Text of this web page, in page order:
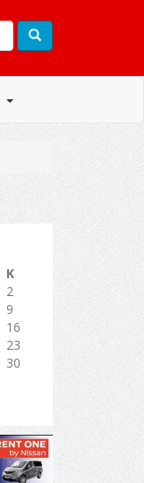
Κ
2
9
16
23
30